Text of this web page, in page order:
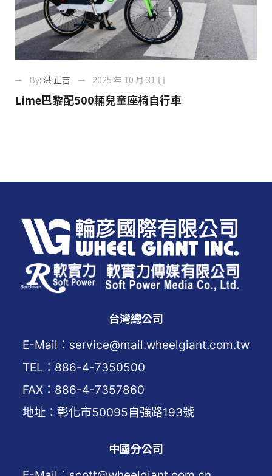
By: 洪 正吉 2025 年 10 月 31 日
Lime巴黎配500輛兒童座椅自行車
台灣總公司
E-Mail：service@mail.wheelgiant.com.tw
TEL：886-4-7350500
FAX：886-4-7357860
地址：彰化市50095自強路193號
中國分公司